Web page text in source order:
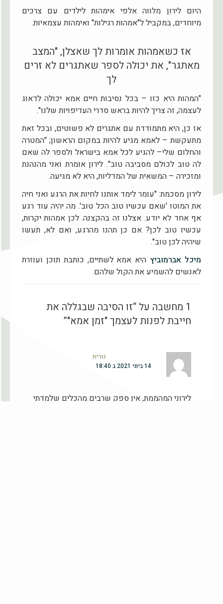
היום לירון מלווה אלפי אימהות לילדים עם צרכים
מיוחדים, במקביל ל"אמהות רגילות" ואימהות עצמאיות.
אז כשאמהות אומרות לך שאצלן, "המצב
מאתגר", את יכולה לספר שאתגרים לא זרים
לך
"המהות היא כזו – בכל נסיבות חיים אמא יכולה לדאוג
לעצמה, זה צריך להיות בראש סדרי העדיפויות שלנו".
אז כן, היא מתמודדת עם אתגרים לא פשוטים, ובכל זאת
מתעקשת – לאמא מגיע להיות במקום הראשון; "המטרה
והחלום שלי– להגיע לכל אמא בישראל ולספר לה שאם
לה טוב לכולם מסביבה טוב". לירון אומרת ואני מהנהנת
ומזכירה – המשאית של המדליות, היא לא מגיעה.
לירון מסכמת: "עומר לימד אותנו לחיות את הרגע ואני חיה
את המוטו 'שאם עכשיו טוב הכל טוב'. מה יהיה עוד רגע
אף אחד לא יודע. אצלנו זה בהקצנה. לכן אמהות יקרות,
עכשיו טוב לכן? אם כן תהנו מהרגע, ואם לא, תעשו
שיהיה לכן טוב".
מיכל אברמוביץ היא אמא לשתיים, כותבת תוכן ועוזרת
לאנשים להשמיע את הקול שלהם.
1 מחשבה על “זו הסיבה שבגללה את
חייבת לפנות לעצמך "זמן אמא"”
נורית
14 ביוני 2021 ב 18:40
לירוני המהממת, אין ספק שרבים מהכלים שלמדתי